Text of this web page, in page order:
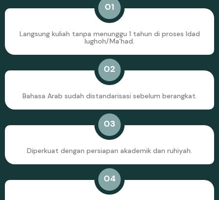
01
Langsung kuliah tanpa menunggu 1 tahun di proses Idad
lughoh/Ma'had.
02
Bahasa Arab sudah distandarisasi sebelum berangkat.
03
Diperkuat dengan persiapan akademik dan ruhiyah.
04